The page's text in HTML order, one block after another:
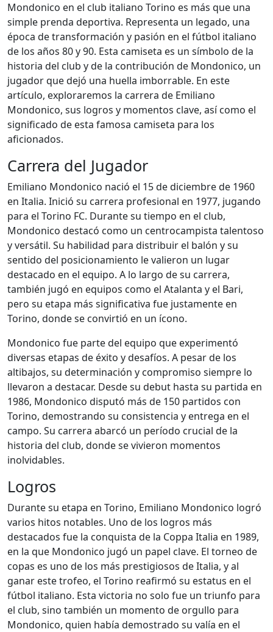
Mondonico en el club italiano Torino es más que una
simple prenda deportiva. Representa un legado, una
época de transformación y pasión en el fútbol italiano
de los años 80 y 90. Esta camiseta es un símbolo de la
historia del club y de la contribución de Mondonico, un
jugador que dejó una huella imborrable. En este
artículo, exploraremos la carrera de Emiliano
Mondonico, sus logros y momentos clave, así como el
significado de esta famosa camiseta para los
aficionados.
Carrera del Jugador
Emiliano Mondonico nació el 15 de diciembre de 1960
en Italia. Inició su carrera profesional en 1977, jugando
para el Torino FC. Durante su tiempo en el club,
Mondonico destacó como un centrocampista talentoso
y versátil. Su habilidad para distribuir el balón y su
sentido del posicionamiento le valieron un lugar
destacado en el equipo. A lo largo de su carrera,
también jugó en equipos como el Atalanta y el Bari,
pero su etapa más significativa fue justamente en
Torino, donde se convirtió en un ícono.
Mondonico fue parte del equipo que experimentó
diversas etapas de éxito y desafíos. A pesar de los
altibajos, su determinación y compromiso siempre lo
llevaron a destacar. Desde su debut hasta su partida en
1986, Mondonico disputó más de 150 partidos con
Torino, demostrando su consistencia y entrega en el
campo. Su carrera abarcó un período crucial de la
historia del club, donde se vivieron momentos
inolvidables.
Logros
Durante su etapa en Torino, Emiliano Mondonico logró
varios hitos notables. Uno de los logros más
destacados fue la conquista de la Coppa Italia en 1989,
en la que Mondonico jugó un papel clave. El torneo de
copas es uno de los más prestigiosos de Italia, y al
ganar este trofeo, el Torino reafirmó su estatus en el
fútbol italiano. Esta victoria no solo fue un triunfo para
el club, sino también un momento de orgullo para
Mondonico, quien había demostrado su valía en el